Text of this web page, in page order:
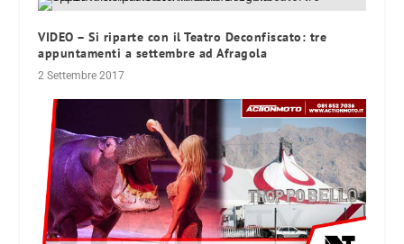
VIDEO – Si riparte con il Teatro Deconfiscato: tre
appuntamenti a settembre ad Afragola
2 Settembre 2017